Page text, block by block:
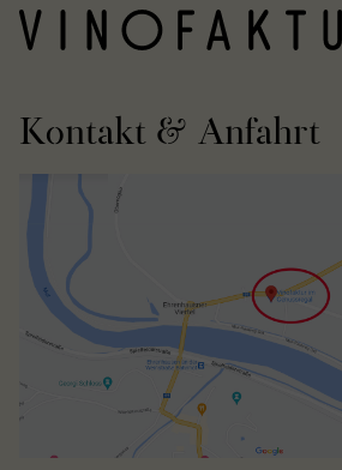
Kontakt & Anfahrt